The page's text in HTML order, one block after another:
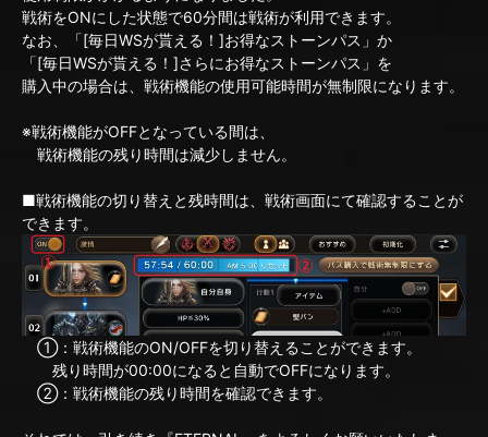
戦術をONにした状態で60分間は戦術が利用できます。
なお、「[毎日WSが貰える！]お得なストーンパス」か
「[毎日WSが貰える！]さらにお得なストーンパス」を
購入中の場合は、戦術機能の使用可能時間が無制限になります。
※戦術機能がOFFとなっている間は、
戦術機能の残り時間は減少しません。
■戦術機能の切り替えと残時間は、戦術画面にて確認することが
できます。
①：戦術機能のON/OFFを切り替えることができます。
残り時間が00:00になると自動でOFFになります。
②：戦術機能の残り時間を確認できます。